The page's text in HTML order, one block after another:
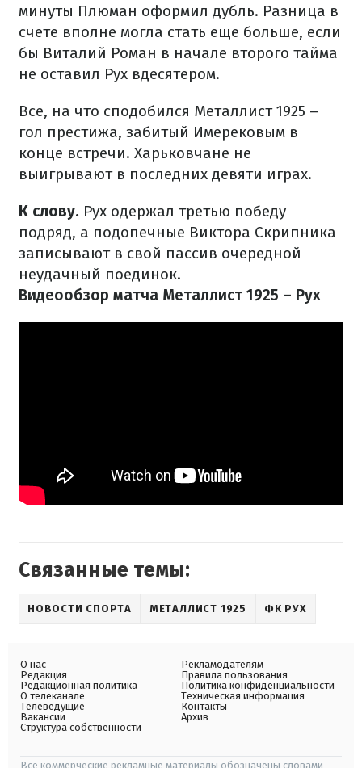
минуты Плюман оформил дубль. Разница в
счете вполне могла стать еще больше, если
бы Виталий Роман в начале второго тайма
не оставил Рух вдесятером.
Все, на что сподобился Металлист 1925 –
гол престижа, забитый Имерековым в
конце встречи. Харьковчане не
выигрывают в последних девяти играх.
К слову. Рух одержал третью победу
подряд, а подопечные Виктора Скрипника
записывают в свой пассив очередной
неудачный поединок.
Видеообзор матча Металлист 1925 – Рух
Связанные темы:
НОВОСТИ СПОРТА МЕТАЛЛИСТ 1925 ФК РУХ
О нас
Редакция
Редакционная политика
О телеканале
Телеведущие
Вакансии
Структура собственности
Рекламодателям
Правила пользования
Политика конфиденциальности
Техническая информация
Контакты
Архив
Все коммерческие рекламные материалы обозначены словами